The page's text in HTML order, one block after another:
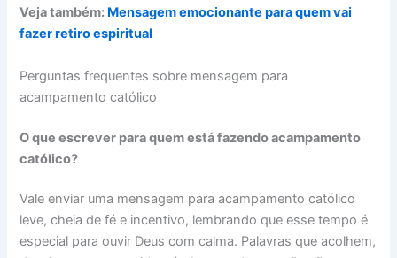
Veja também: Mensagem emocionante para quem vai
fazer retiro espiritual
Perguntas frequentes sobre mensagem para
acampamento católico
O que escrever para quem está fazendo acampamento
católico?
Vale enviar uma mensagem para acampamento católico
leve, cheia de fé e incentivo, lembrando que esse tempo é
especial para ouvir Deus com calma. Palavras que acolhem,